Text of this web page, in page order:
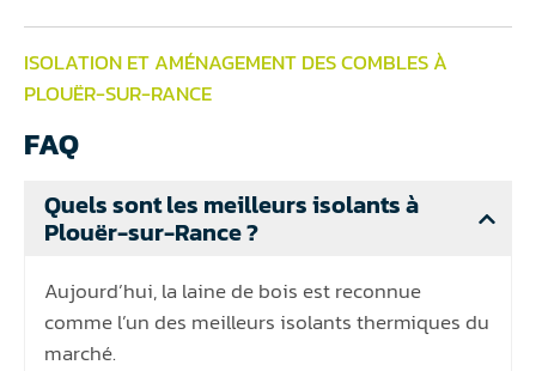
ISOLATION ET AMÉNAGEMENT DES COMBLES À
PLOUËR-SUR-RANCE
FAQ
Quels sont les meilleurs isolants à
Plouër-sur-Rance ?
Aujourd’hui, la laine de bois est reconnue
comme l’un des meilleurs isolants thermiques du
marché.